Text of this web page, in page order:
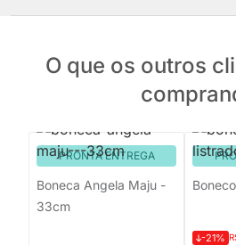
O que os outros
PRONTA ENTREGA
Boneca Angela Maju -
33cm
-21%